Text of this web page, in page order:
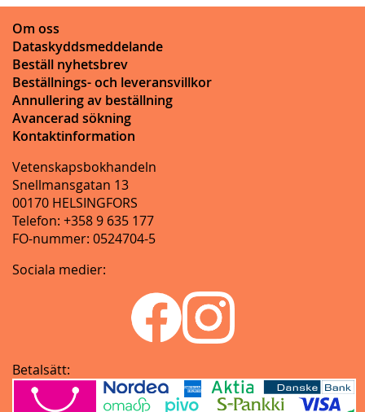
Om oss
Dataskyddsmeddelande
Beställ nyhetsbrev
Beställnings- och leveransvillkor
Annullering av beställning
Avancerad sökning
Kontaktinformation
Vetenskapsbokhandeln
Snellmansgatan 13
00170 HELSINGFORS
Telefon: +358 9 635 177
FO-nummer: 0524704-5
Sociala medier:
Betalsätt: